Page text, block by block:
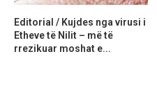
Editorial / Kujdes nga virusi i
Etheve të Nilit – më të
rrezikuar moshat e...